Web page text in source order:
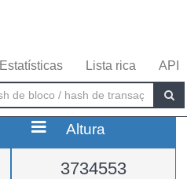
Estatísticas Lista rica API
Altura
3734553